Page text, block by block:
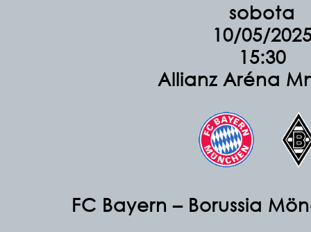
sobota
10/05/
15:30
Allianz Aréna
FC Bayern – Borussia